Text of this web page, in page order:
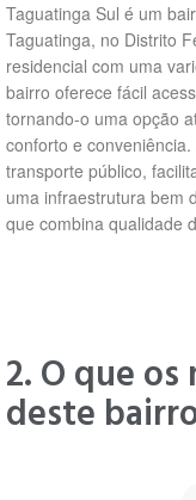
Taguatinga Sul é um
Taguatinga, no Distrito
residencial com uma
bairro oferece fácil
tornando-o uma opção
conforto e
transporte público,
uma infraestrutura bem
que combina qualidade
2. O que
deste